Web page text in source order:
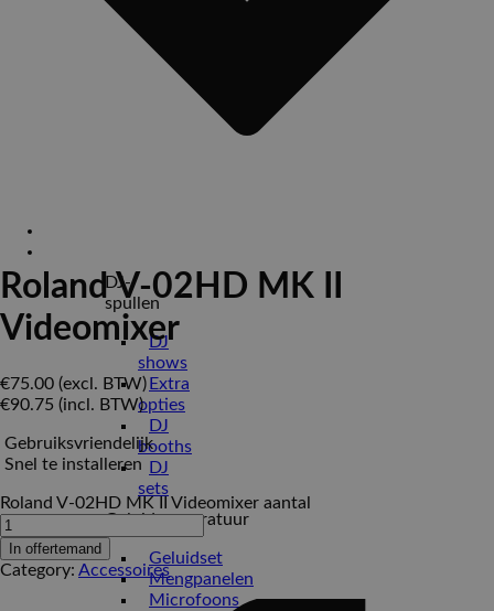
DJ-
spullen
DJ
shows
Extra
opties
DJ
booths
DJ
sets
Geluidsapparatuur
Geluidset
Mengpanelen
Microfoons
Roland V-02HD MK II
Videomixer
€75.00 (excl. BTW)
€90.75 (incl. BTW)
Gebruiksvriendelijk
Snel te installeren
Roland V-02HD MK II Videomixer aantal
In offertemand
Category: Accessoires